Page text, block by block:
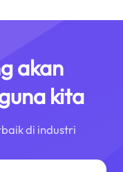
akan
kita
di industri